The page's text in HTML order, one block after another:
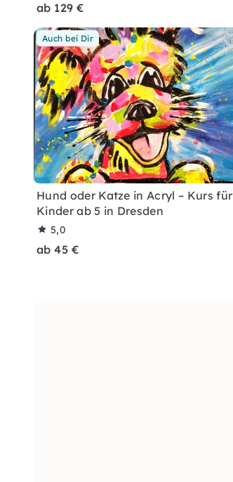
ab 129 €
Auch bei Dir
Hund oder Katze in Acryl – Kurs für
Kinder ab 5 in Dresden
5,0
ab 45 €